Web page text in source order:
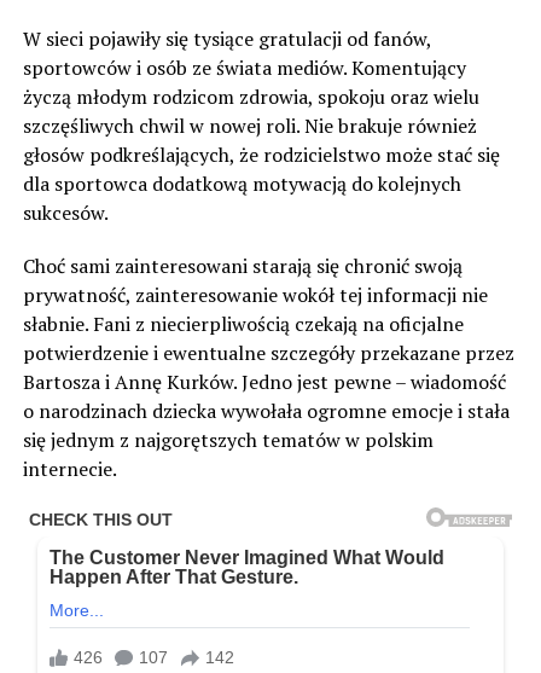
W sieci pojawiły się tysiące gratulacji od fanów,
sportowców i osób ze świata mediów. Komentujący
życzą młodym rodzicom zdrowia, spokoju oraz wielu
szczęśliwych chwil w nowej roli. Nie brakuje również
głosów podkreślających, że rodzicielstwo może stać się
dla sportowca dodatkową motywacją do kolejnych
sukcesów.
Choć sami zainteresowani starają się chronić swoją
prywatność, zainteresowanie wokół tej informacji nie
słabnie. Fani z niecierpliwością czekają na oficjalne
potwierdzenie i ewentualne szczegóły przekazane przez
Bartosza i Annę Kurków. Jedno jest pewne – wiadomość
o narodzinach dziecka wywołała ogromne emocje i stała
się jednym z najgorętszych tematów w polskim
internecie.